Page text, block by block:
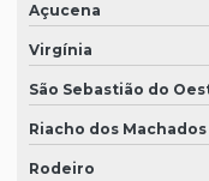
Açucena
Virgínia
São Sebastião do
Riacho dos Machados
Rodeiro